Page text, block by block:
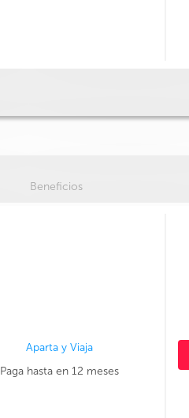
Beneficios
Aparta y Viaja
Paga hasta en 12 meses